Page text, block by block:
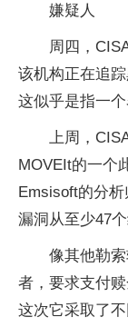
嫌疑人
周四，
该机构正在追踪
这似乎是指一个
上周，
MOVEIt的一个
Emsisoft的分
漏洞从至少47
像其他勒
者，要求支付
这次它采取了